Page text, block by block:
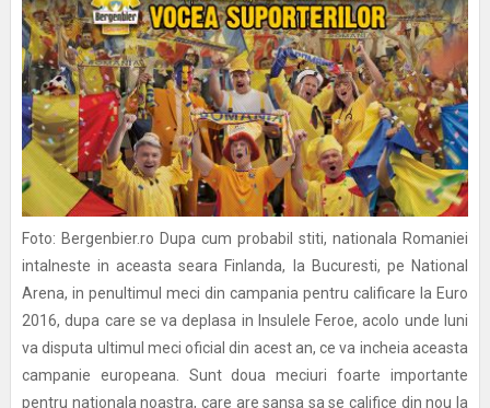
Foto: Bergenbier.ro Dupa cum probabil stiti, nationala Romaniei
intalneste in aceasta seara Finlanda, la Bucuresti, pe National
Arena, in penultimul meci din campania pentru calificare la Euro
2016, dupa care se va deplasa in Insulele Feroe, acolo unde luni
va disputa ultimul meci oficial din acest an, ce va incheia aceasta
campanie europeana. Sunt doua meciuri foarte importante
pentru nationala noastra, care are sansa sa se califice din nou la